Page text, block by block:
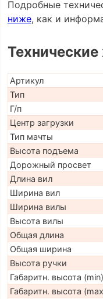
Подробные
ниже, как и
Технические
Артикул
Тип
Г/п
Центр загрузки
Тип мачты
Высота подъема
Дорожный просвет
Длина вил
Ширина вил
Ширина вилы
Высота вилы
Общая длина
Общая ширина
Высота ручки
Габаритн. высота (min)
Габаритн. высота